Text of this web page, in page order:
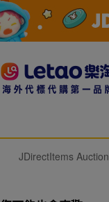
JDirectItems Auction